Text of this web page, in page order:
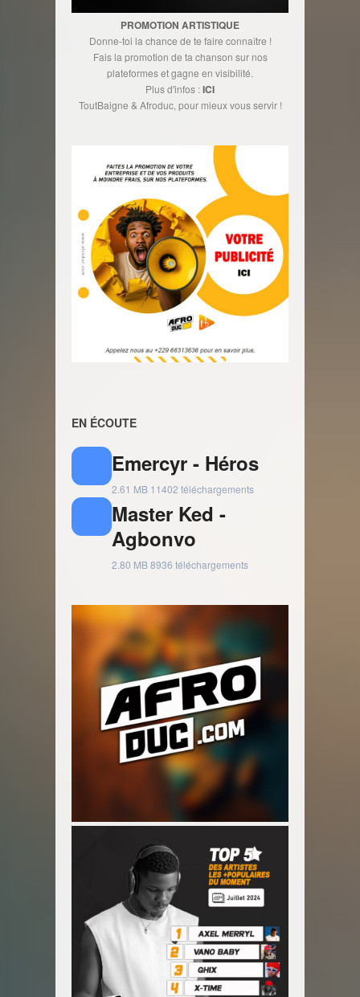
PROMOTION ARTISTIQUE
Donne-toi la chance de te faire connaître !
Fais la promotion de ta chanson sur nos
plateformes et gagne en visibilité.
Plus d'infos :ICI
ToutBaigne & Afroduc, pour mieux vous servir !
EN ÉCOUTE
Emercyr - Héros
2.61 MB 11402 téléchargements
Master Ked -
Agbonvo
2.80 MB8936 téléchargements